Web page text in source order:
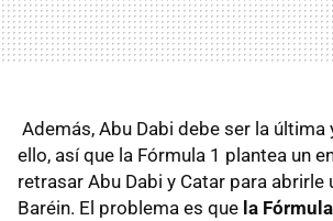
Además, Abu Dabi debe ser la última
ello, así que la Fórmula 1 plantea un
retrasar Abu Dabi y Catar para abrirle
Baréin. El problema es que la